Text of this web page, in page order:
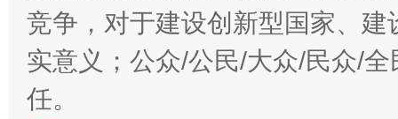
竞争，对于建设创新型国家、
实意义；公众/公民/大众/民众/
任。